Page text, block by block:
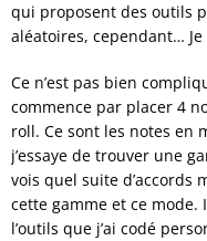
qui proposent des outils
aléatoires, cependant…
Ce n’est pas bien
commence par placer 4
roll. Ce sont les notes en
j’essaye de trouver une
vois quel suite d’accords
cette gamme et ce mode.
l’outils que j’ai codé